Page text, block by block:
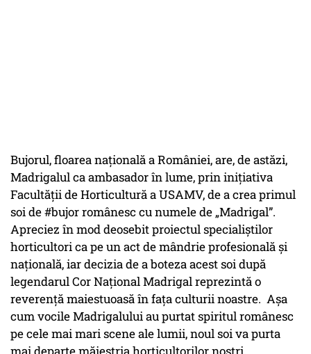
Bujorul, floarea națională a României, are, de astăzi,
Madrigalul ca ambasador în lume, prin inițiativa
Facultății de Horticultură a USAMV, de a crea primul
soi de #bujor românesc cu numele de „Madrigal”.
Apreciez în mod deosebit proiectul specialiștilor
horticultori ca pe un act de mândrie profesională și
națională, iar decizia de a boteza acest soi după
legendarul Cor Național Madrigal reprezintă o
reverență maiestuoasă în fața culturii noastre. Așa
cum vocile Madrigalului au purtat spiritul românesc
pe cele mai mari scene ale lumii, noul soi va purta